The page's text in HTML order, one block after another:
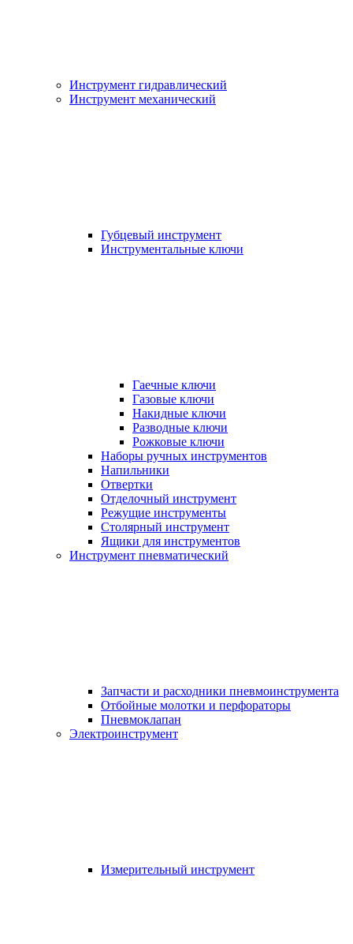
Инструмент гидравлический
Инструмент механический
Губцевый инструмент
Инструментальные ключи
Гаечные ключи
Газовые ключи
Накидные ключи
Разводные ключи
Рожковые ключи
Наборы ручных инструментов
Напильники
Отвертки
Отделочный инструмент
Режущие инструменты
Столярный инструмент
Ящики для инструментов
Инструмент пневматический
Запчасти и расходники пневмоинструмента
Отбойные молотки и перфораторы
Пневмоклапан
Электроинструмент
Измерительный инструмент